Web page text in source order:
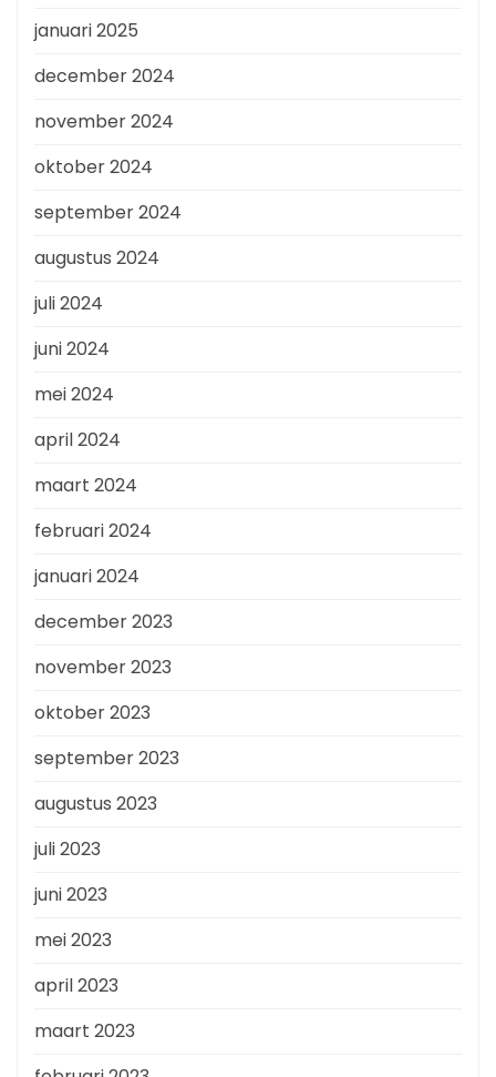
januari 2025
december 2024
november 2024
oktober 2024
september 2024
augustus 2024
juli 2024
juni 2024
mei 2024
april 2024
maart 2024
februari 2024
januari 2024
december 2023
november 2023
oktober 2023
september 2023
augustus 2023
juli 2023
juni 2023
mei 2023
april 2023
maart 2023